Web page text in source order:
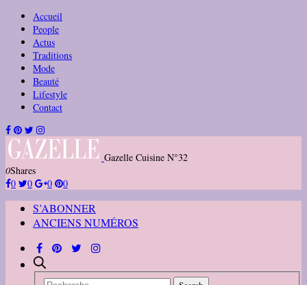
Accueil
People
Actus
Traditions
Mode
Beauté
Lifestyle
Contact
Gazelle Cuisine N°32
0Shares
0
0 0 0
S’ABONNER
ANCIENS NUMÉROS